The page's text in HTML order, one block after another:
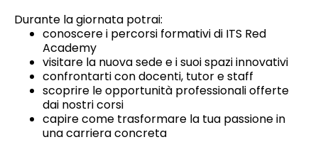
Durante la giornata potrai:
conoscere i percorsi formativi di ITS Red
Academy
visitare la nuova sede e i suoi spazi innovativi
confrontarti con docenti, tutor e staff
scoprire le opportunità professionali offerte
dai nostri corsi
capire come trasformare la tua passione in
una carriera concreta